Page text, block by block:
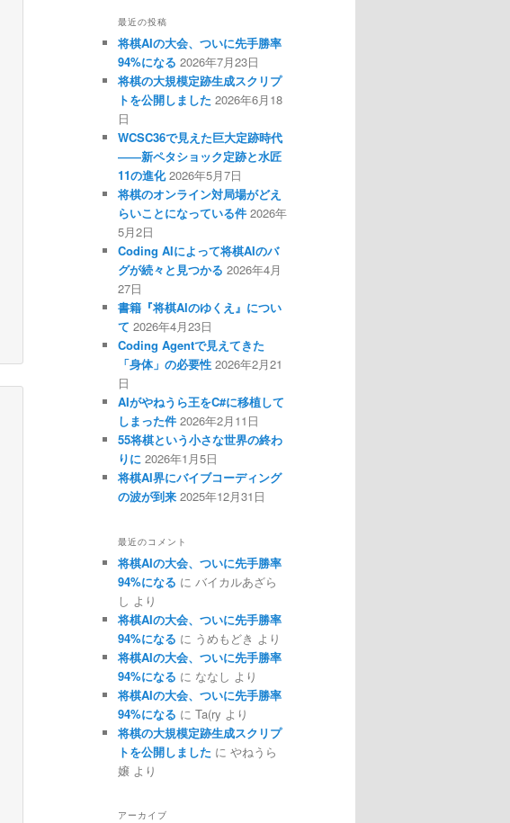
最近の投稿
将棋AIの大会、ついに先手勝率
94%になる 2026年7月23日
将棋の大規模定跡生成スクリプ
トを公開しました 2026年6月18
日
WCSC36で見えた巨大定跡時代
――新ペタショック定跡と水匠
11の進化 2026年5月7日
将棋のオンライン対局場がどえ
らいことになっている件 2026年
5月2日
Coding AIによって将棋AIのバ
グが続々と見つかる 2026年4月
27日
書籍『将棋AIのゆくえ』につい
て 2026年4月23日
Coding Agentで見えてきた
「身体」の必要性 2026年2月21
日
AIがやねうら王をC#に移植して
しまった件 2026年2月11日
55将棋という小さな世界の終わ
りに 2026年1月5日
将棋AI界にバイブコーディング
の波が到来 2025年12月31日
最近のコメント
将棋AIの大会、ついに先手勝率
94%になる に バイカルあざら
し より
将棋AIの大会、ついに先手勝率
94%になる に うめもどき より
将棋AIの大会、ついに先手勝率
94%になる に ななし より
将棋AIの大会、ついに先手勝率
94%になる に Ta(ry より
将棋の大規模定跡生成スクリプ
トを公開しました に やねうら
嬢 より
アーカイブ